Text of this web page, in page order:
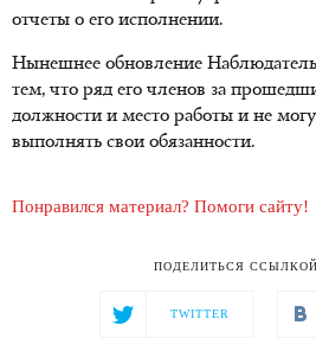
отчеты о его исполнении.
Нынешнее обновление
тем, что ряд его членов за
должности и место работы и не
выполнять свои обязанности.
Понравился материал? Помоги сайту!
ПОДЕЛИТЬСЯ ССЫЛКОЙ
TWITTER